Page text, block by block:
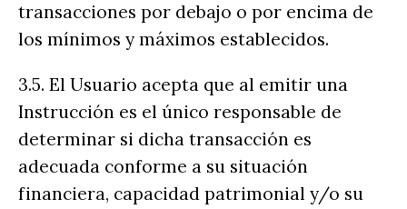
transacciones por debajo o por encima de
los mínimos y máximos establecidos.
3.5. El Usuario acepta que al emitir una
Instrucción es el único responsable de
determinar si dicha transacción es
adecuada conforme a su situación
financiera, capacidad patrimonial y/o su